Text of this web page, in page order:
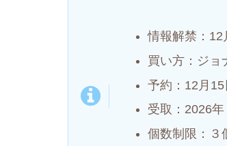
情報解禁：12
買い方：ジ
予約：12月15
受取：2026
個数制限：３